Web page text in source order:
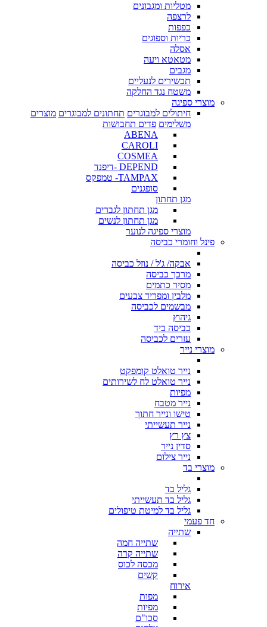
מטליות ומגבונים
לרצפה
כפפות
כריות וספוגים
אסלה
מטאטא ויעה
מגבים
תכשירים לנעליים
משטח נגד החלקה
מוצרי ספיגה
חיתולים למבוגרים תחתונים למבוגרים מוצרים
משלימים פדים תחבושות
ABENA
CAROLI
COSMEA
DEPEND -דיפנד
TAMPAX- טמפקס
סופגנים
מגן תחתון
מגן תחתון לגברים
מגן תחתון לנשים
מוצרי ספיגה לנוער
פינל וחומרי כביסה
אבקה/ ג'ל / נוזל כביסה
מרכך כביסה
מסיר כתמים
מלבין ומפריד צבעים
מבשמים לכביסה
גיהוץ
כביסה ביד
עזרים לכביסה
מוצרי נייר
נייר טואלט קומפקט
נייר טואלט לח לשירותים
מפיות
נייר מטבח
טישו ונייר חתוך
נייר תעשייתי
צץ רץ
סדין נייר
נייר צילום
מוצרי בד
גליל בד
גליל בד תעשייתי
גליל בד למיטת טיפולים
חד פעמי
שתייה
שתייה חמה
שתייה קרה
מכסה לכוס
קשים
אירוח
מפות
מפיות
סכו"ם